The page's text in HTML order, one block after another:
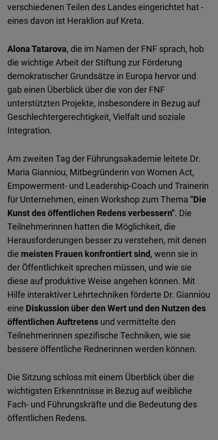
verschiedenen Teilen des Landes eingerichtet hat -
eines davon ist Heraklion auf Kreta.
Alona Tatarova, die im Namen der FNF sprach, hob
die wichtige Arbeit der Stiftung zur Förderung
demokratischer Grundsätze in Europa hervor und
gab einen Überblick über die von der FNF
unterstützten Projekte, insbesondere in Bezug auf
Geschlechtergerechtigkeit, Vielfalt und soziale
Integration.
Am zweiten Tag der Führungsakademie leitete Dr.
Maria Gianniou, Mitbegründerin von Women Act,
Empowerment- und Leadership-Coach und Trainerin
für Unternehmen, einen Workshop zum Thema "Die
Kunst des öffentlichen Redens verbessern". Die
Teilnehmerinnen hatten die Möglichkeit, die
Herausforderungen besser zu verstehen, mit denen
die meisten Frauen konfrontiert sind, wenn sie in
der Öffentlichkeit sprechen müssen, und wie sie
diese auf produktive Weise angehen können. Mit
Hilfe interaktiver Lehrtechniken förderte Dr. Gianniou
eine Diskussion über den Wert und den Nutzen des
öffentlichen Auftretens und vermittelte den
Teilnehmerinnen spezifische Techniken, wie sie
bessere öffentliche Rednerinnen werden können.
Die Sitzung schloss mit einem Überblick über die
wichtigsten Erkenntnisse in Bezug auf weibliche
Fach- und Führungskräfte und die Bedeutung des
öffentlichen Redens.